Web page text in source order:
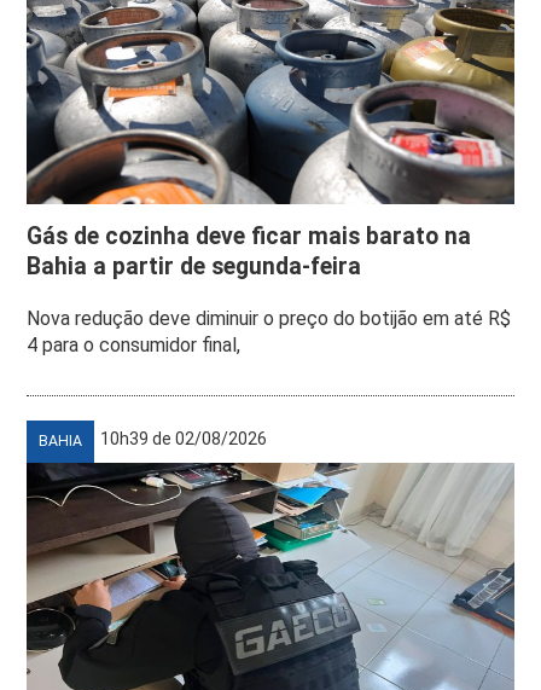
Gás de cozinha deve ficar mais barato na
Bahia a partir de segunda-feira
Nova redução deve diminuir o preço do botijão em até R$
4 para o consumidor final,
BAHIA 10h39 de 02/08/2026